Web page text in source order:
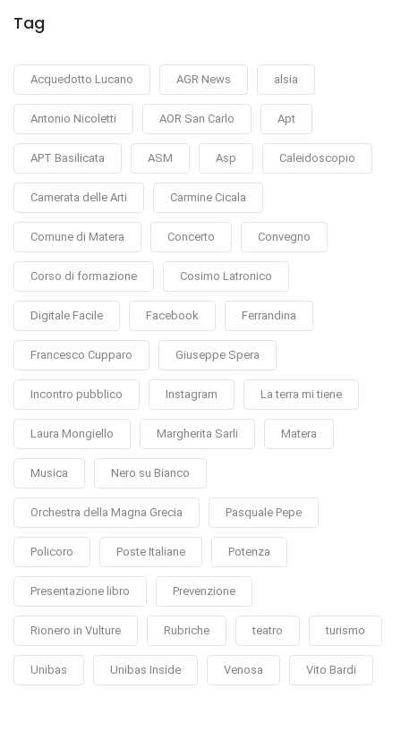
Tag
Acquedotto Lucano AGR News alsia
Antonio Nicoletti AOR San Carlo Apt
APT Basilicata ASM Asp Caleidoscopio
Camerata delle Arti Carmine Cicala
Comune di Matera Concerto Convegno
Corso di formazione Cosimo Latronico
Digitale Facile Facebook Ferrandina
Francesco Cupparo Giuseppe Spera
Incontro pubblico Instagram La terra mi tiene
Laura Mongiello Margherita Sarli Matera
Musica Nero su Bianco
Orchestra della Magna Grecia Pasquale Pepe
Policoro Poste Italiane Potenza
Presentazione libro Prevenzione
Rionero in Vulture Rubriche teatro turismo
Unibas Unibas Inside Venosa Vito Bardi